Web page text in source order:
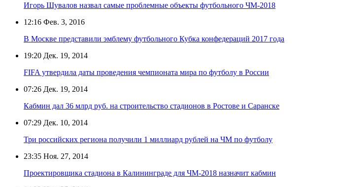
Игорь Шувалов назвал самые проблемные объекты футбольного ЧМ-2018
12:16 Фев. 3, 2016
В Москве представили эмблему футбольного Кубка конфедераций 2017 года
19:20 Дек. 19, 2014
FIFA утвердила даты проведения чемпионата мира по футболу в России
07:26 Дек. 19, 2014
Кабмин дал 36 млрд руб. на строительство стадионов в Ростове и Саранске
07:29 Дек. 10, 2014
Три российских региона получили 1 миллиард рублей на ЧМ по футболу
23:35 Ноя. 27, 2014
Проектировщика стадиона в Калининграде для ЧМ-2018 назначит кабмин